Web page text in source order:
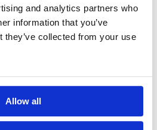
and analytics partners who
information that you’ve
they’ve collected from your use
Allow all